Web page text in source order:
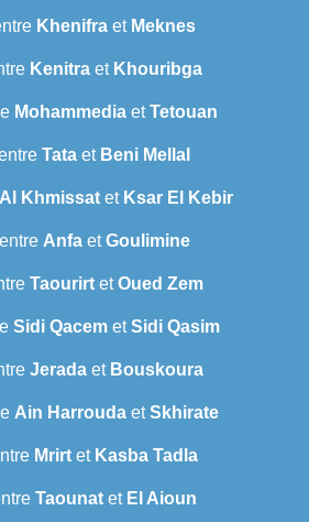
Khenifra et Meknes
Kenitra et Khouribga
Mohammedia etTetouan
Tata et Beni Mellal
Al Khmissat et Ksar El Kebir
AnfaetGoulimine
TaourirtetOued Zem
Sidi QacemetSidi Qasim
Jeradaet Bouskoura
Ain HarroudaetSkhirate
Mrirt et Kasba Tadla
Taounat et El Aioun